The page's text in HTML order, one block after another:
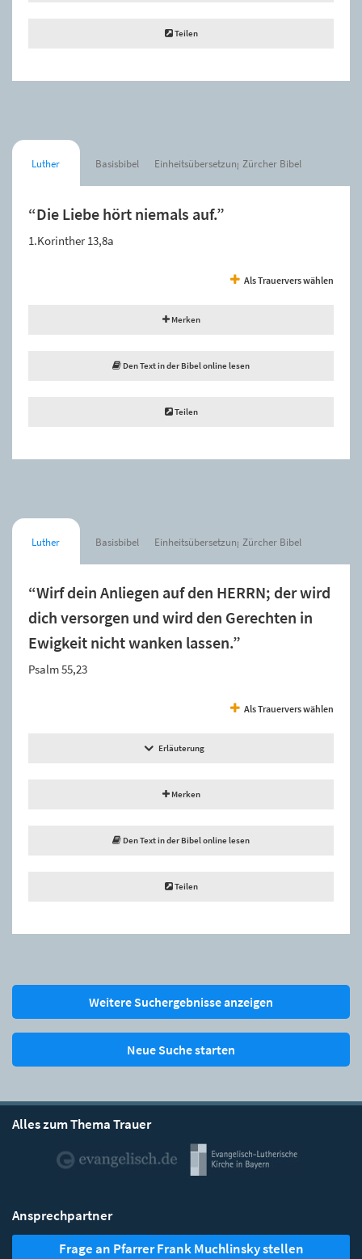
Teilen
Luther Basisbibel Einheitsübersetzung Zürcher Bibel
“Die Liebe hört niemals auf.”
1.Korinther 13,8a
Als Trauervers wählen
Merken
Den Text in der Bibel online lesen
Teilen
Luther Basisbibel Einheitsübersetzung Zürcher Bibel
“Wirf dein Anliegen auf den HERRN; der wird
dich versorgen und wird den Gerechten in
Ewigkeit nicht wanken lassen.”
Psalm 55,23
Als Trauervers wählen
Erläuterung
Merken
Den Text in der Bibel online lesen
Teilen
Weitere Suchergebnisse anzeigen
Neue Suche starten
Alles zum Thema Trauer
Ansprechpartner
Frage an Pfarrer Frank Muchlinsky stellen